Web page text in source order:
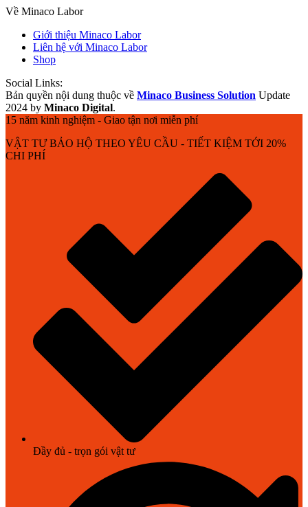
Về Minaco Labor
Giới thiệu Minaco Labor
Liên hệ với Minaco Labor
Shop
Social Links:
Bản quyền nội dung thuộc về Minaco Business Solution Update
2024 by Minaco Digital.
15 năm kinh nghiệm - Giao tận nơi miễn phí
VẬT TƯ BẢO HỘ THEO YÊU CẦU - TIẾT KIỆM TỚI 20%
CHI PHÍ
Đầy đủ - trọn gói vật tư